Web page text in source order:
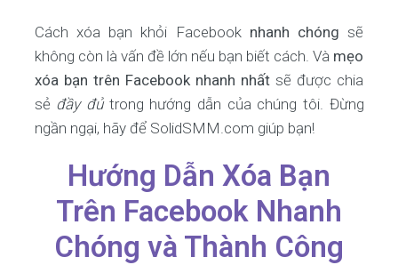
Cách xóa bạn khỏi Facebook nhanh chóng sẽ
không còn là vấn đề lớn nếu bạn biết cách. Và mẹo
xóa bạn trên Facebook nhanh nhất sẽ được chia
sẻ đầy đủtrong hướng dẫn của chúng tôi. Đừng
ngần ngại, hãy để SolidSMM.com giúp bạn!
Hướng Dẫn Xóa Bạn
Trên Facebook Nhanh
Chóng và Thành Công